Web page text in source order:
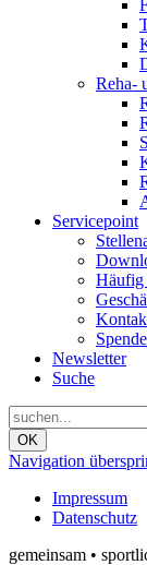
Reha-
Servicepoint
Häufig
Newsletter
Suche
OK
Navigation
Impressum
Datenschutz
gemeinsam •